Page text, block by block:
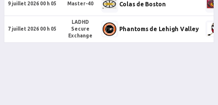
9 juillet 2026 00 h 05 Master-40 Colas de Boston
7 juillet 2026 00 h 05
LADHD
Secure
Exchange
Phantoms de Lehigh Valley